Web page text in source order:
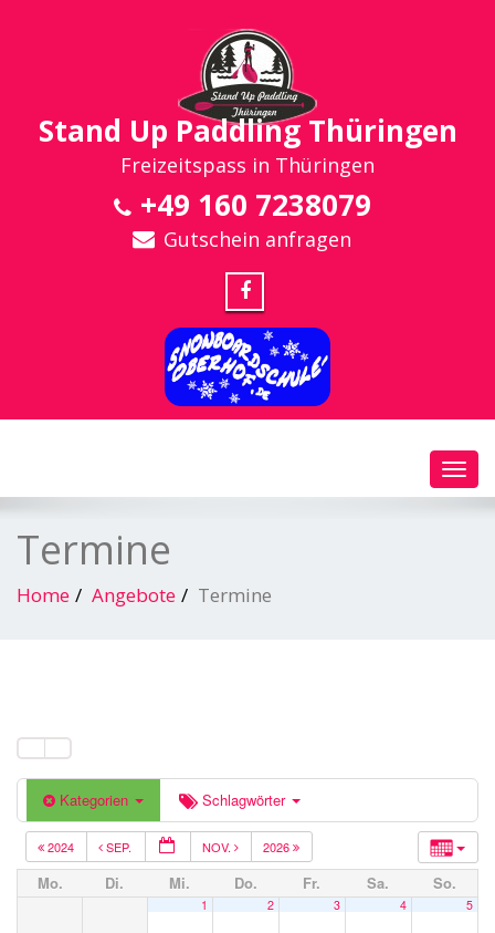
Stand Up Paddling Thüringen
Freizeitspass in Thüringen
+49 160 7238079
Gutschein anfragen
Termine
Home Angebote Termine
Kategorien Schlagwörter
2024 SEP. NOV. 2026
Mo. Di. Mi. Do. Fr. Sa. So.
1 2 3 4 5